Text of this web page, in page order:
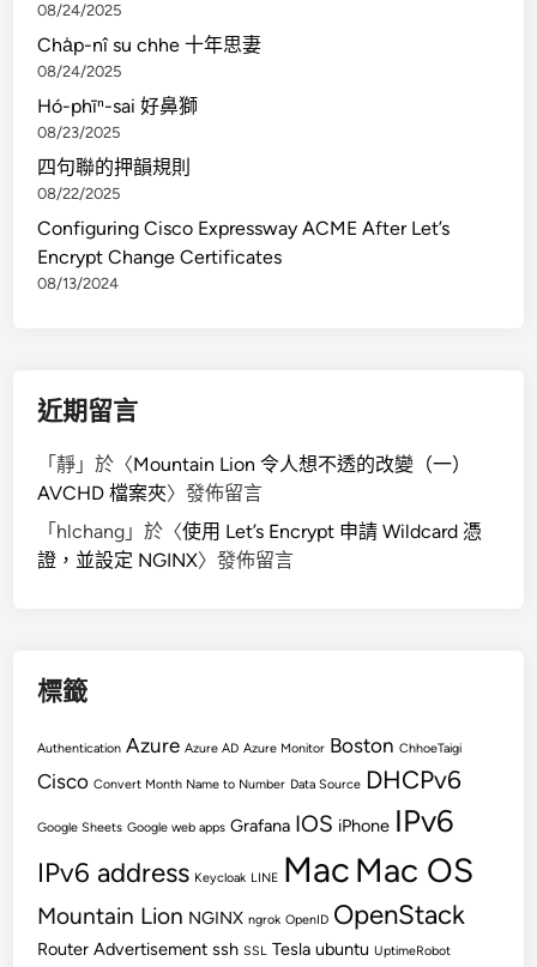
08/24/2025
Cha̍p-nî su chhe 十年思妻
08/24/2025
Hó-phīⁿ-sai 好鼻獅
08/23/2025
四句聯的押韻規則
08/22/2025
Configuring Cisco Expressway ACME After Let’s
Encrypt Change Certificates
08/13/2024
近期留言
「靜 」於〈Mountain Lion 令人想不透的改變（一）
AVCHD 檔案夾〉發佈留言
「 hlchang 」於〈使用 Let’s Encrypt 申請 Wildcard 憑
證，並設定 NGINX〉發佈留言
標籤
Authentication Azure Azure AD Azure Monitor Boston ChhoeTaigi
Cisco Convert Month Name to Number Data Source DHCPv6
Google Sheets Google web apps Grafana IOS iPhone IPv6
IPv6 address Keycloak LINE Mac Mac OS
Mountain Lion NGINX ngrok OpenID OpenStack
Router Advertisement ssh SSL Tesla ubuntu UptimeRobot